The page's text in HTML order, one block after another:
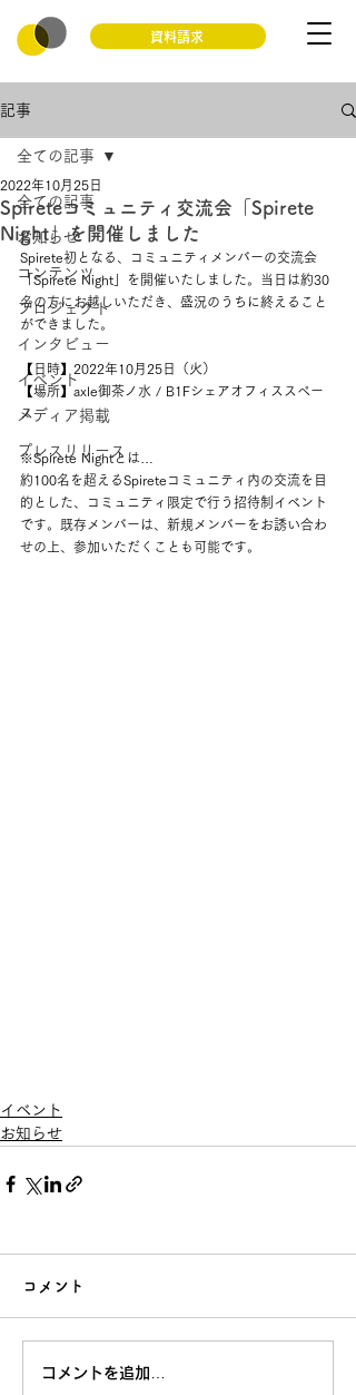
資料請求
記事
全ての記事
お知らせ
コンテンツ
プロジェクト
インタビュー
イベント
メディア掲載
プレスリリース
全ての記事
Spireteコミュニティ交流会「Spirete
Night」を開催しました
2022年10月25日
Spirete初となる、コミュニティメンバーの交流会
「Spirete Night」を開催いたしました。当日は約30
名の方にお越しいただき、盛況のうちに終えること
ができました。
【日時】2022年10月25日（火）
【場所】axle御茶ノ水 / B1Fシェアオフィススペー
ス
※Spirete Nightとは…
約100名を超えるSpireteコミュニティ内の交流を目
的とした、コミュニティ限定で行う招待制イベント
です。既存メンバーは、新規メンバーをお誘い合わ
せの上、参加いただくことも可能です。
イベント
お知らせ
コメント
コメントを追加…